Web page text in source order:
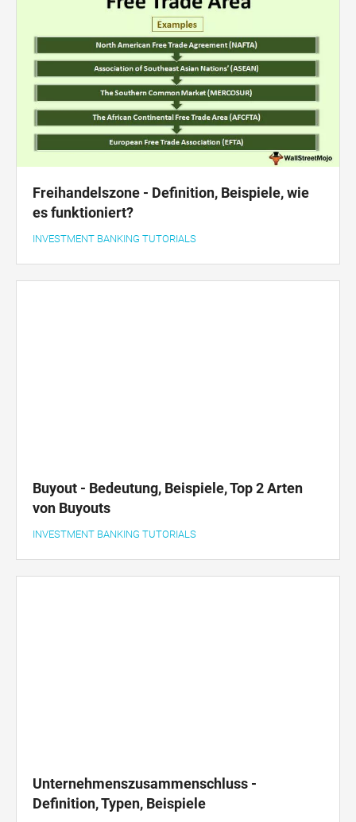
Freihandelszone - Definition, Beispiele, wie
es funktioniert?
INVESTMENT BANKING TUTORIALS
Buyout - Bedeutung, Beispiele, Top 2 Arten
von Buyouts
INVESTMENT BANKING TUTORIALS
Unternehmenszusammenschluss -
Definition, Typen, Beispiele